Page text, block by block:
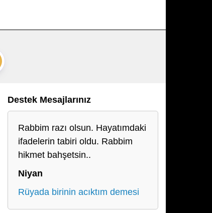
Destek Mesajlarınız
Rabbim razı olsun. Hayatımdaki
ifadelerin tabiri oldu. Rabbim
hikmet bahşetsin..
Niyan
Rüyada birinin acıktım demesi